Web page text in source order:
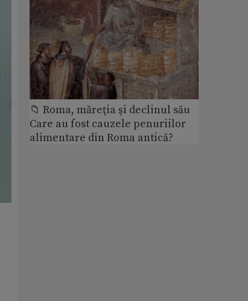
📁 Roma, măreţia şi declinul său
Care au fost cauzele penuriilor
alimentare din Roma antică?